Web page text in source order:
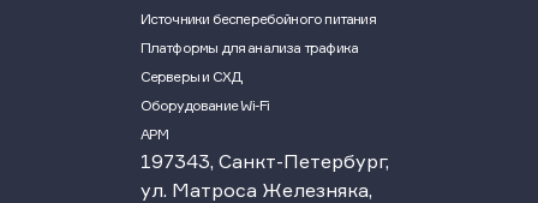
Источники бесперебойного питания
Платформы для анализа трафика
Серверы и СХД
Оборудование Wi-Fi
АРМ
197343, Санкт-Петербург,
ул. Матроса Железняка,